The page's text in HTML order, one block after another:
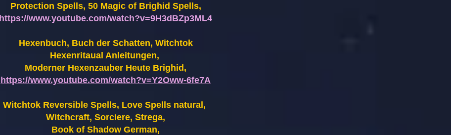
Protection Spells, 50 Magic of Brighid Spells,
https://www.youtube.com/watch?v=9H3dBZp3ML4
Hexenbuch, Buch der Schatten, Witchtok
Hexenritaual Anleitungen,
Moderner Hexenzauber Heute Brighid,
https://www.youtube.com/watch?v=Y2Oww-6fe7A
Witchtok Reversible Spells, Love Spells natural,
Witchcraft, Sorciere, Strega,
Book of Shadow German,